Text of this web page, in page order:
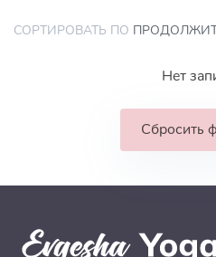
СОРТИРОВАТЬ ПО
Нет
Сбросить